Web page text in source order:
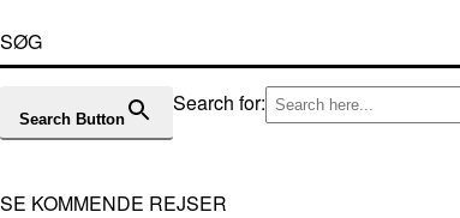
SØG
Search for:
Search Button
SE KOMMENDE REJSER